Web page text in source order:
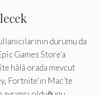
durumu da
Games Store’a
hâlâ orada mevcut
Fortnite’ın Mac’te